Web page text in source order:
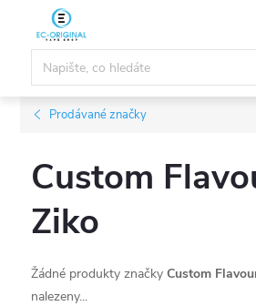
obsah
Prodávané značky
Custom
Ziko
Žádné produkty značkyCustom
nalezeny...